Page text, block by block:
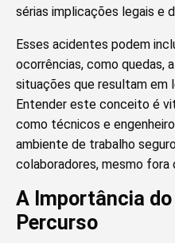
sérias implicações legais e
Esses acidentes podem
ocorrências, como quedas,
situações que resultam em
Entender este conceito é
como técnicos e
ambiente de trabalho
colaboradores, mesmo fora
A Importância
Percurso